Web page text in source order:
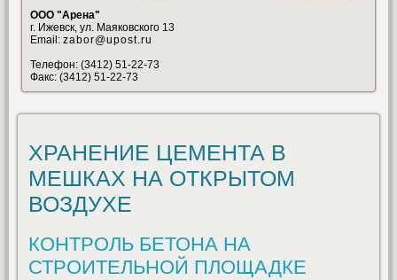
ООО "Арена"
г. Ижевск, ул. Маяковского 13
Email: zabor@upost.ru
Телефон: (3412) 51-22-73
Факс: (3412) 51-22-73
ХРАНЕНИЕ ЦЕМЕНТА В
МЕШКАХ НА ОТКРЫТОМ
ВОЗДУХЕ
КОНТРОЛЬ БЕТОНА НА
СТРОИТЕЛЬНОЙ ПЛОЩАДКЕ